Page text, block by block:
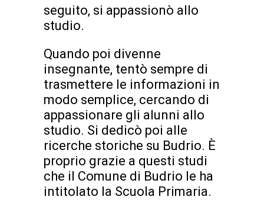
seguito, si appassionò allo
studio.
Quando poi divenne
insegnante, tentò sempre di
trasmettere le informazioni in
modo semplice, cercando di
appassionare gli alunni allo
studio. Si dedicò poi alle
ricerche storiche su Budrio. È
proprio grazie a questi studi
che il Comune di Budrio le ha
intitolato la Scuola Primaria.